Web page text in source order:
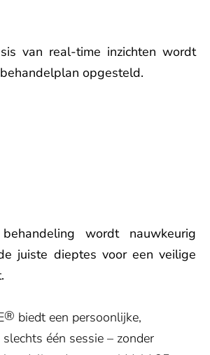
van real-time inzichten wordt
opgesteld.
wordt nauwkeurig
juiste dieptes voor een veilige
® biedt een persoonlijke,
één sessie – zonder